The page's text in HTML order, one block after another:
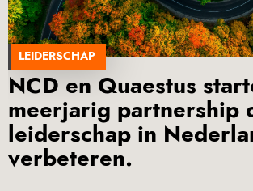
Over Quaestus
Nieuws & insights
Secure Base
Ons Team
Werken bij
Publicaties
LEIDERSCHAP
NCD en Quaestus
meerjarig partnership
leiderschap in
verbeteren.